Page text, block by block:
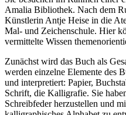
Amalia Bibliothek. Nach dem
Künstlerin Antje Heise in die
Mal- und Zeichenschule. Hier
vermittelte Wissen
Zunächst wird das Buch als
werden einzelne Elemente des
und interpretiert: Papier,
Schrift, die Kalligrafie. Sie
Schreibfeder herzustellen und